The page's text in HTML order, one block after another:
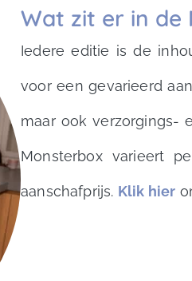
Wat zit er in de
Iedere editie is de
voor een gevarieerd
maar ook verzorgings-
Monsterbox varieert
aanschafprijs. Klik hier